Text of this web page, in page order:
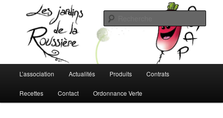
secondaireLes Jardins de la Roussière
L'AMAP de Montreuil-Juigné !
principal
L’association Actualités Produits Contrats
Recettes Contact Ordonnance Verte